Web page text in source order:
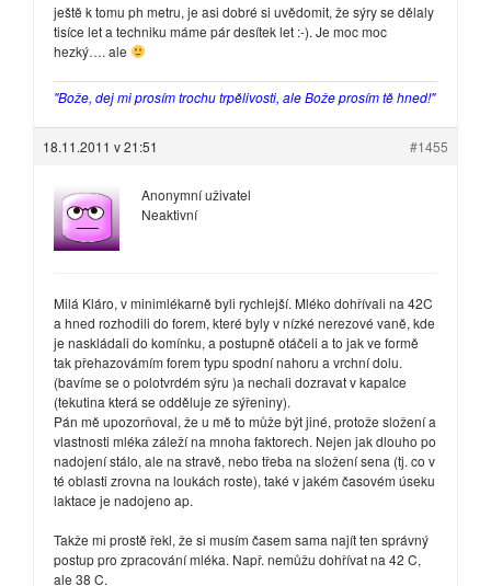
ještě k tomu ph metru, je asi dobré si uvědomit, že sýry se dělaly
tisíce let a techniku máme pár desítek let :-). Je moc moc
hezký…. ale
"Bože, dej mi prosím trochu trpělivosti, ale Bože prosím tě hned!"
18.11.2011 v 21:51 #1455
Anonymní uživatel
Neaktivní
Milá Kláro, v minimlékarně byli rychlejší. Mléko dohřívali na 42C
a hned rozhodili do forem, které byly v nízké nerezové vaně, kde
je naskládali do komínku, a postupně otáčeli a to jak ve formě
tak přehazovámím forem typu spodní nahoru a vrchní dolu.
(bavíme se o polotvrdém sýru )a nechali dozravat v kapalce
(tekutina která se odděluje ze sýřeniny).
Pán mě upozorňoval, že u mě to může být jiné, protože složení a
vlastnosti mléka záleží na mnoha faktorech. Nejen jak dlouho po
nadojení stálo, ale na stravě, nebo třeba na složení sena (tj. co v
té oblasti zrovna na loukách roste), také v jakém časovém úseku
laktace je nadojeno ap.
Takže mi prostě řekl, že si musím časem sama najít ten správný
postup pro zpracování mléka. Např. nemůžu dohřívat na 42 C,
ale 38 C.